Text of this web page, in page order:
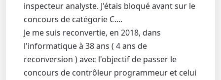
inspecteur analyste. J'étais bloqué avant sur le
concours de catégorie C....
Je me suis reconvertie, en 2018, dans
l'informatique à 38 ans ( 4 ans de
reconversion ) avec l'objectif de passer le
concours de contrôleur programmeur et celui